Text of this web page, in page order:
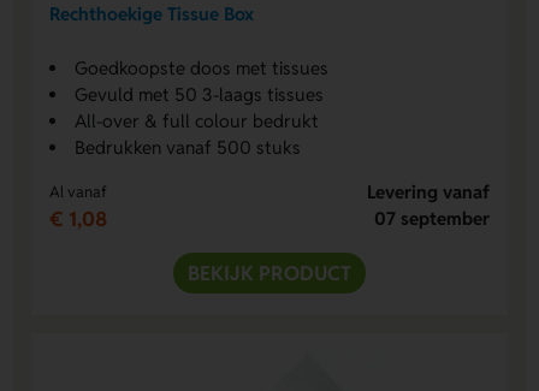
Rechthoekige Tissue Box
Goedkoopste doos met tissues
Gevuld met 50 3-laags tissues
All-over & full colour bedrukt
Bedrukken vanaf 500 stuks
Al vanaf
€ 1,08
Levering vanaf
07 september
BEKIJK PRODUCT